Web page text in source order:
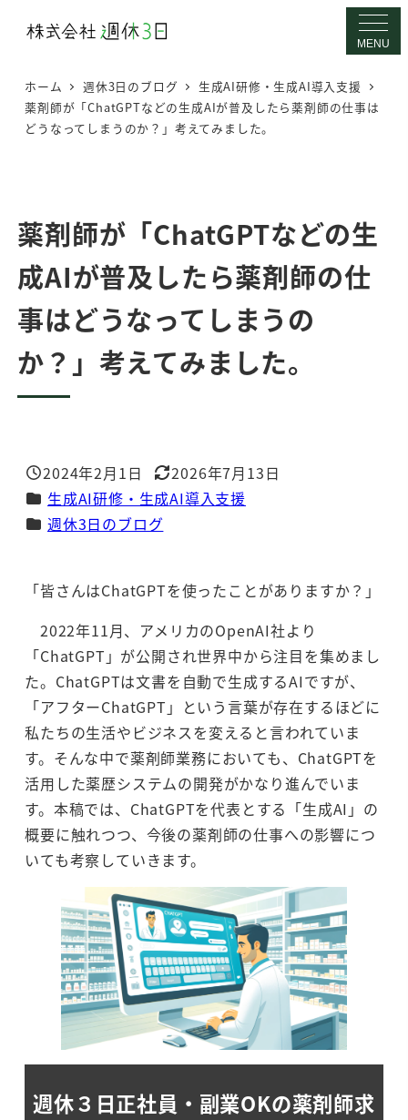
へ
移
動
MENU
ホーム 週休3日のブログ
生成AI研修・生成AI導入支援
薬剤師が「ChatGPTなどの生成AIが普及したら薬剤師の仕事は
どうなってしまうのか？」考えてみました。
薬剤師が「ChatGPTなどの生
成AIが普及したら薬剤師の仕
事はどうなってしまうの
か？」考えてみました。
投稿日
2024年2月1日
更新日
2026年7月13日
カテゴリー
生成AI研修・生成AI導入支援
カテゴリー
週休3日のブログ
「皆さんはChatGPTを使ったことがありますか？」
2022年11月、アメリカのOpenAI社より
「ChatGPT」が公開され世界中から注目を集めまし
た。ChatGPTは文書を自動で生成するAIですが、
「アフターChatGPT」という言葉が存在するほどに
私たちの生活やビジネスを変えると言われていま
す。そんな中で薬剤師業務においても、ChatGPTを
活用した薬歴システムの開発がかなり進んでいま
す。本稿では、ChatGPTを代表とする「生成AI」の
概要に触れつつ、今後の薬剤師の仕事への影響につ
いても考察していきます。
週休３日正社員・副業OKの薬剤師求